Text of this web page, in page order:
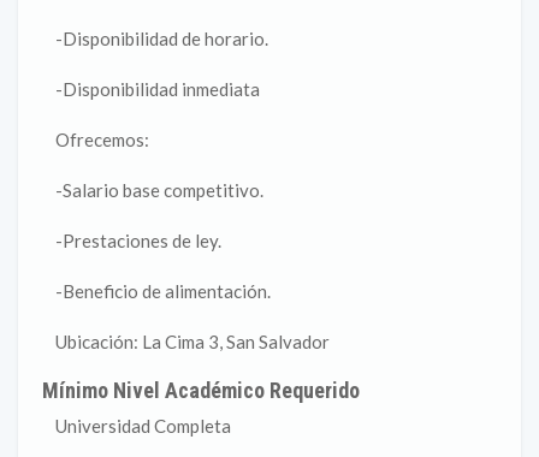
-Disponibilidad de horario.
-Disponibilidad inmediata
Ofrecemos:
-Salario base competitivo.
-Prestaciones de ley.
-Beneficio de alimentación.
Ubicación: La Cima 3, San Salvador
Mínimo Nivel Académico Requerido
Universidad Completa